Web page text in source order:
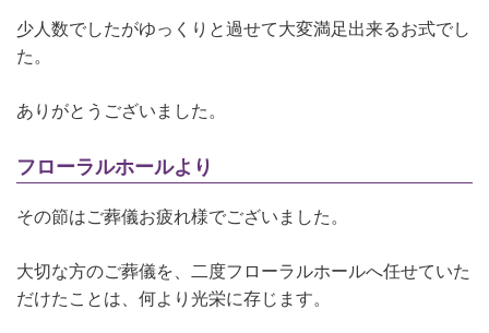
少人数でしたがゆっくりと過せて大変満足出来るお式でし
た。
ありがとうございました。
フローラルホールより
その節はご葬儀お疲れ様でございました。
大切な方のご葬儀を、二度フローラルホールへ任せていた
だけたことは、何より光栄に存じます。